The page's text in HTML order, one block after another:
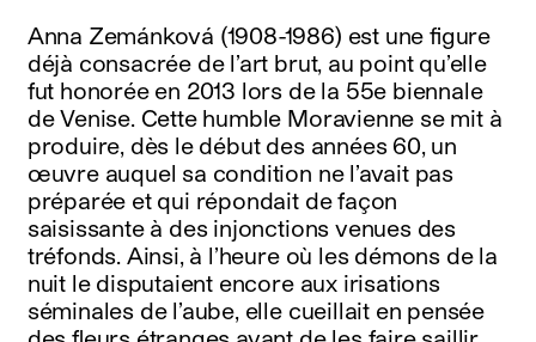
Anna Zemánková (1908-1986) est une figure
déjà consacrée de l’art brut, au point qu’elle
fut honorée en 2013 lors de la 55e biennale
de Venise. Cette humble Moravienne se mit à
produire, dès le début des années 60, un
œuvre auquel sa condition ne l’avait pas
préparée et qui répondait de façon
saisissante à des injonctions venues des
tréfonds. Ainsi, à l’heure où les démons de la
nuit le disputaient encore aux irisations
séminales de l’aube, elle cueillait en pensée